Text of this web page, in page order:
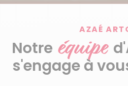
AZAÉ
Notre équipe
s'engage à